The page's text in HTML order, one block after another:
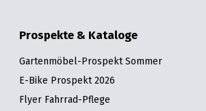
Prospekte & Kataloge
Gartenmöbel-Prospekt Sommer
E-Bike Prospekt 2026
Flyer Fahrrad-Pflege